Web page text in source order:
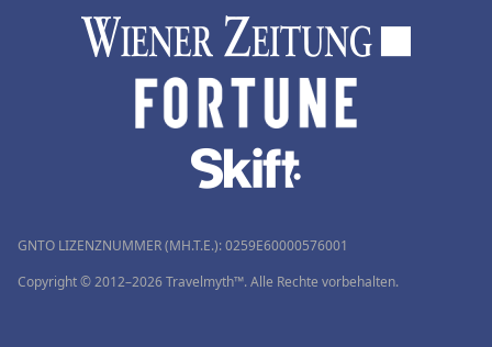
GNTO LIZENZNUMMER (MH.T.E.): 0259Ε60000576001
Copyright © 2012–2026 Travelmyth™. Alle Rechte vorbehalten.